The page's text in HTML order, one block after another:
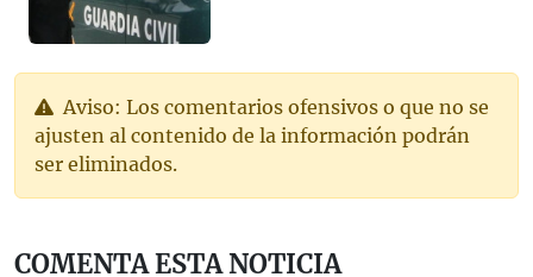
Aviso: Los comentarios ofensivos o que no se
ajusten al contenido de la información podrán
ser eliminados.
COMENTA ESTA NOTICIA